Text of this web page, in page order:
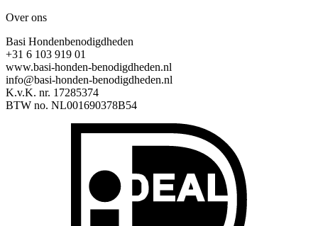
Over ons
Basi Hondenbenodigdheden
+31 6 103 919 01
www.basi-honden-benodigdheden.nl
info@basi-honden-benodigdheden.nl
K.v.K. nr. 17285374
BTW no. NL001690378B54